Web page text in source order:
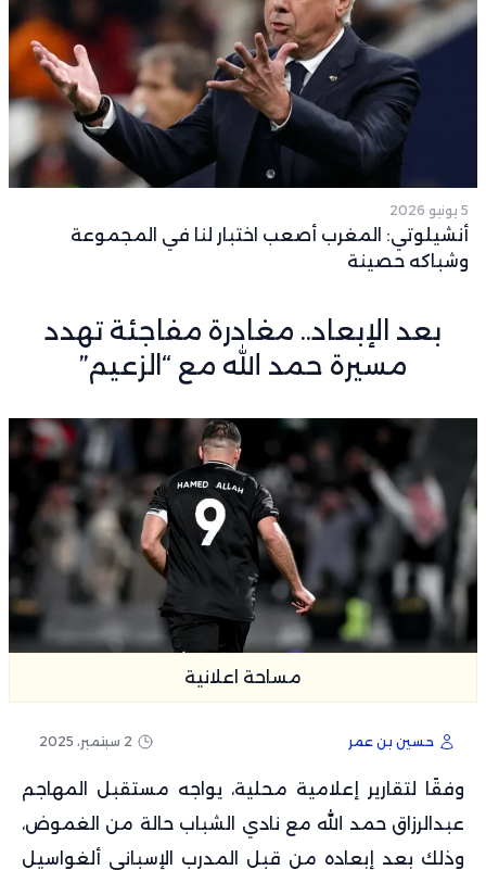
5 يونيو 2026
أنشيلوتي: المغرب أصعب اختبار لنا في المجموعة
وشباكه حصينة
بعد الإبعاد.. مغادرة مفاجئة تهدد
مسيرة حمد الله مع “الزعيم”
مساحة اعلانية
حسين بن عمر 2 سبتمبر، 2025
وفقًا لتقارير إعلامية محلية، يواجه مستقبل المهاجم
عبدالرزاق حمد الله مع نادي الشباب حالة من الغموض،
وذلك بعد إبعاده من قبل المدرب الإسباني ألغواسيل